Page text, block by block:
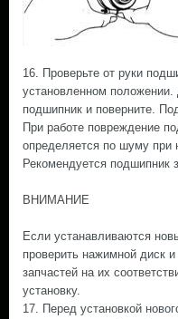
16. Проверьте от руки
установленном положении.
подшипник и поверните.
При работе повреждение
определяется по шуму при
Рекомендуется
ВНИМАНИЕ
Если устанавливаются
проверить нажимной диск
запчастей на их
установку.
17. Перед установкой